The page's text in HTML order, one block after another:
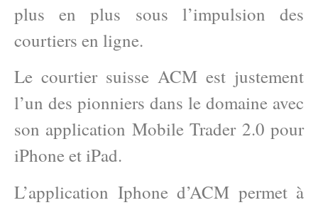
plus en plus sous l’impulsion des
courtiers en ligne.
Le courtier suisse ACM est justement
l’un des pionniers dans le domaine avec
son application Mobile Trader 2.0 pour
iPhone et iPad.
L’application Iphone d’ACM permet à